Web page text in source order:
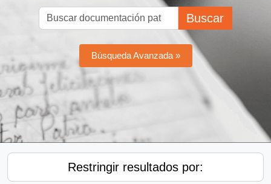
Buscar
Búsqueda Avanzada »
Restringir resultados por: